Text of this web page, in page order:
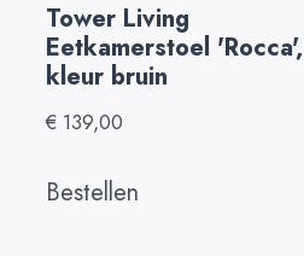
Tower Living
Eetkamerstoel 'Rocca',
kleur bruin
€ 139,00
Bestellen